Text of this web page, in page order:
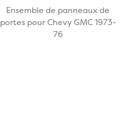
Ensemble de panneaux de
portes pour Chevy GMC 1973-
76